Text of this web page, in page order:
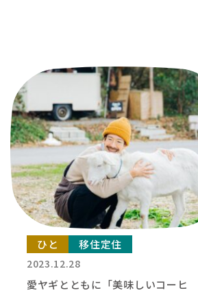
ひと 移住定住
2023.12.28
愛ヤギとともに「美味しいコーヒ